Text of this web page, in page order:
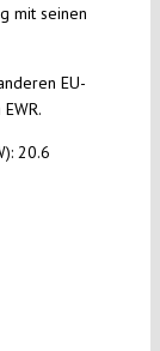
mit seinen
EU-
20.6